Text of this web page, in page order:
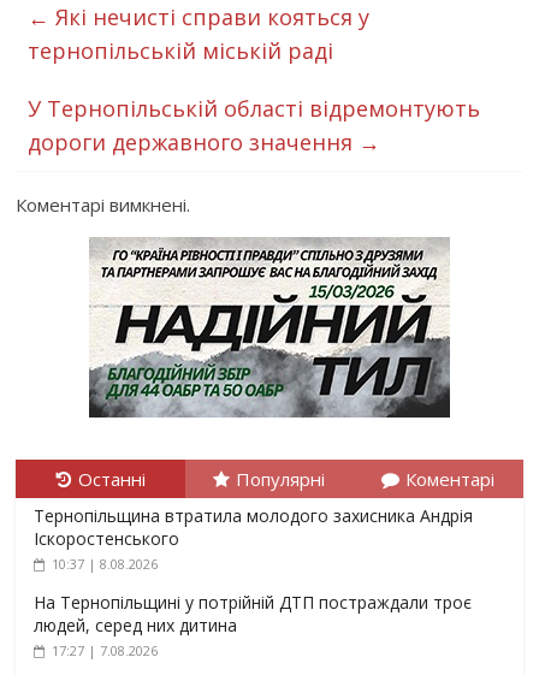
← Які нечисті справи кояться у
тернопільській міській раді
У Тернопільській області відремонтують
дороги державного значення →
Коментарі вимкнені.
Останні Популярні Коментарі
Тернопільщина втратила молодого захисника Андрія
Іскоростенського
10:37 | 8.08.2026
На Тернопільщині у потрійній ДТП постраждали троє
людей, серед них дитина
17:27 | 7.08.2026